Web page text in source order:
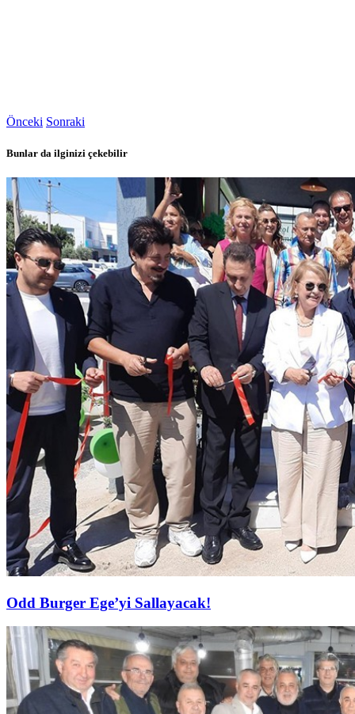
Önceki Sonraki
Bunlar da ilginizi çekebilir
Odd Burger Ege’yi Sallayacak!